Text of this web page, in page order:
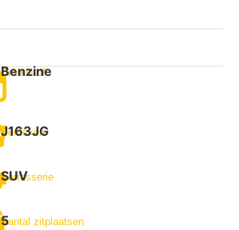
Brandstof
Benzine
Kenteken
J163JG
Carrosserie
SUV
Aantal zitplaatsen
5